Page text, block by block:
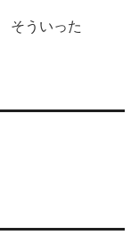
そういった